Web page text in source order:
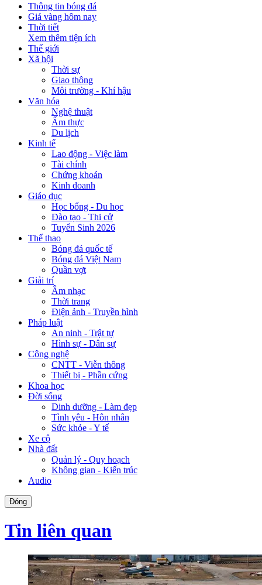
Thông tin bóng đá
Giá vàng hôm nay
Thời tiết
Xem thêm tiện ích
Thế giới
Xã hội
Thời sự
Giao thông
Môi trường - Khí hậu
Văn hóa
Nghệ thuật
Ẩm thực
Du lịch
Kinh tế
Lao động - Việc làm
Tài chính
Chứng khoán
Kinh doanh
Giáo dục
Học bổng - Du học
Đào tạo - Thi cử
Tuyển Sinh 2026
Thể thao
Bóng đá quốc tế
Bóng đá Việt Nam
Quần vợt
Giải trí
Âm nhạc
Thời trang
Điện ảnh - Truyền hình
Pháp luật
An ninh - Trật tự
Hình sự - Dân sự
Công nghệ
CNTT - Viễn thông
Thiết bị - Phần cứng
Khoa học
Đời sống
Dinh dưỡng - Làm đẹp
Tình yêu - Hôn nhân
Sức khỏe - Y tế
Xe cộ
Nhà đất
Quản lý - Quy hoạch
Không gian - Kiến trúc
Audio
Đóng
Tin liên quan